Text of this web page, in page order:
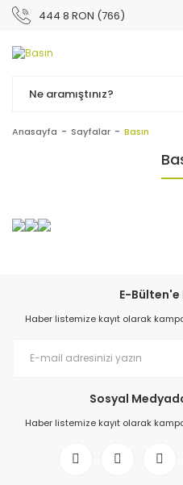
444 8 RON (766)
Anasayfa Sayfalar Basın
E-Bülten'e
Haber listemize kayıt olarak
Sosyal
Haber listemize kayıt olarak